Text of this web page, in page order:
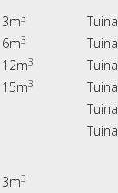
3
3
3
3
3